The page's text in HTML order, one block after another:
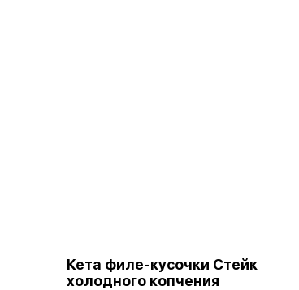
Кета филе-кусочки Стейк
холодного копчения